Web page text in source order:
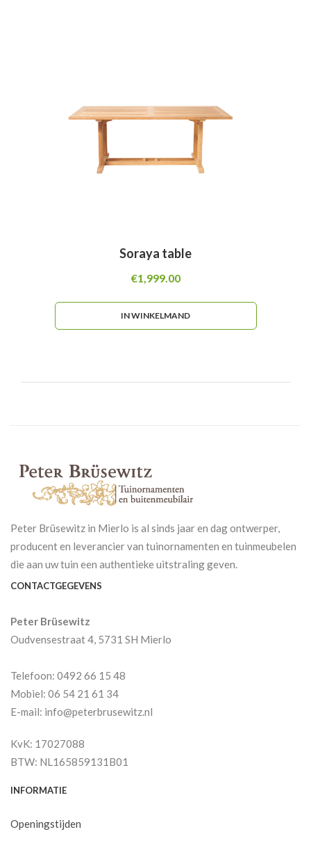
Soraya table
€1,999.00
IN WINKELMAND
Peter Brüsewitz in Mierlo is al sinds jaar en dag ontwerper,
producent en leverancier van tuinornamenten en tuinmeubelen
die aan uw tuin een authentieke uitstraling geven.
CONTACTGEGEVENS
Peter Brüsewitz
Oudvensestraat 4, 5731 SH Mierlo
Telefoon: 0492 66 15 48
Mobiel: 06 54 21 61 34
E-mail: info@peterbrusewitz.nl
KvK: 17027088
BTW: NL165859131B01
INFORMATIE
Openingstijden